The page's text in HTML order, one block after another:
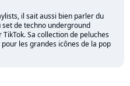
il sait aussi bien parler du
de techno underground
Sa collection de peluches
les grandes icônes de la pop